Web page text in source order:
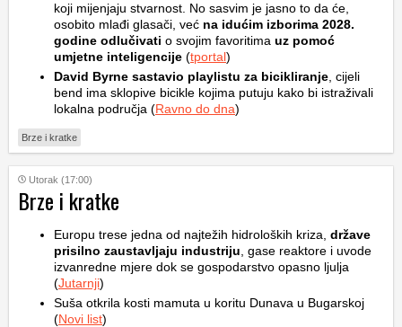
koji mijenjaju stvarnost. No sasvim je jasno to da će,
osobito mlađi glasači, već na idućim izborima 2028.
godine odlučivati o svojim favoritima uz pomoć
umjetne inteligencije (tportal)
David Byrne sastavio playlistu za bicikliranje , cijeli
bend ima sklopive bicikle kojima putuju kako bi istraživali
lokalna područja (Ravno do dna)
Brze i kratke
Utorak (17:00)
Brze i kratke
Europu trese jedna od najtežih hidroloških kriza, države
prisilno zaustavljaju industriju , gase reaktore i uvode
izvanredne mjere dok se gospodarstvo opasno ljulja
(Jutarnji)
Suša otkrila kosti mamuta u koritu Dunava u Bugarskoj
(Novi list)